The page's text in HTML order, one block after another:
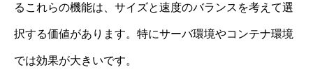
るこれらの機能は、サイズと速度のバランスを考えて選
択する価値があります。特にサーバ環境やコンテナ環境
では効果が大きいです。